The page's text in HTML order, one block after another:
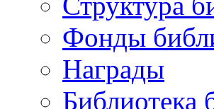
Фонды
Награды
Библиотека